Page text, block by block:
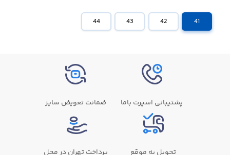
41
42
43
44
پشتیبانی اسپرت باما ضمانت تعویض سایز
تحویل به موقع پرداخت تهران در محل